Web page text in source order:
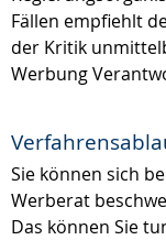
Fällen empfiehlt d
der Kritik
Werbung
Sie können sich
Werberat
Das können Sie